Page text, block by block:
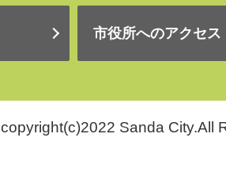
市役所へのアクセス
copyright(c)2022 Sanda City.All